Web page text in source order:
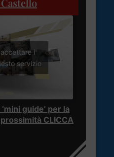
i
servizio
guide’ per la
CLICCA